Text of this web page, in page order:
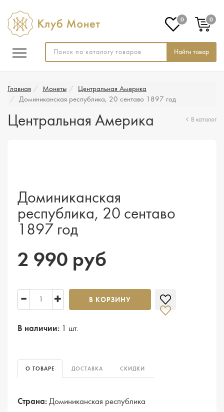
Найти товар
0 0
Главная Монеты
Центральная Америка
Доминиканская республика, 20 сентаво 1897 год
Центральная Америка В каталог
Доминиканская
республика, 20 сентаво
1897 год
2 990 руб
В КОРЗИНУ
В наличии: 1 шт.
О ТОВАРЕ ДОСТАВКА СКИДКИ
Страна: Доминиканская республика